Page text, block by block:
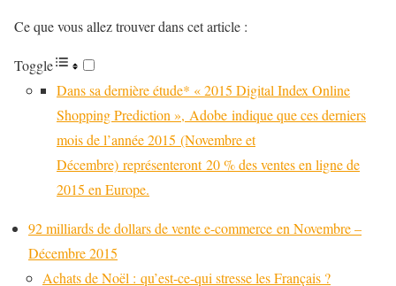
Ce que vous allez trouver dans cet article :
Toggle
Dans sa dernière étude* « 2015 Digital Index Online
Shopping Prediction », Adobe indique que ces derniers
mois de l’année 2015 (Novembre et
Décembre) représenteront 20 % des ventes en ligne de
2015 en Europe.
92 milliards de dollars de vente e-commerce en Novembre –
Décembre 2015
Achats de Noël : qu’est-ce-qui stresse les Français ?